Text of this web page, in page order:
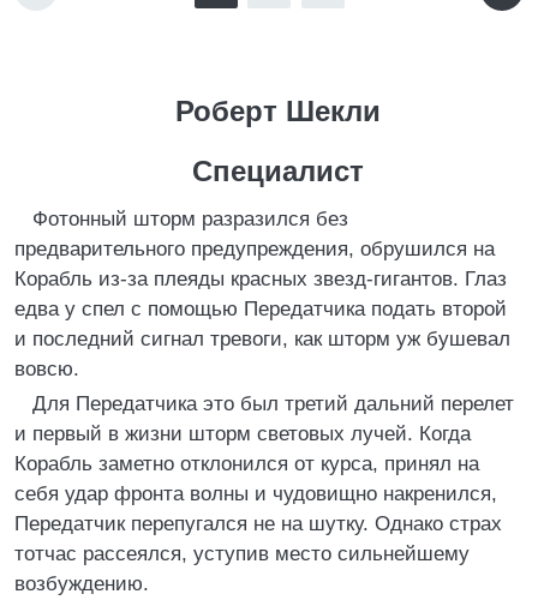
Роберт Шекли
Специалист
Фотонный шторм разразился без
предварительного предупреждения, обрушился на
Корабль из-за плеяды красных звезд-гигантов. Глаз
едва у спел с помощью Передатчика подать второй
и последний сигнал тревоги, как шторм уж бушевал
вовсю.
Для Передатчика это был третий дальний перелет
и первый в жизни шторм световых лучей. Когда
Корабль заметно отклонился от курса, принял на
себя удар фронта волны и чудовищно накренился,
Передатчик перепугался не на шутку. Однако страх
тотчас рассеялся, уступив место сильнейшему
возбуждению.